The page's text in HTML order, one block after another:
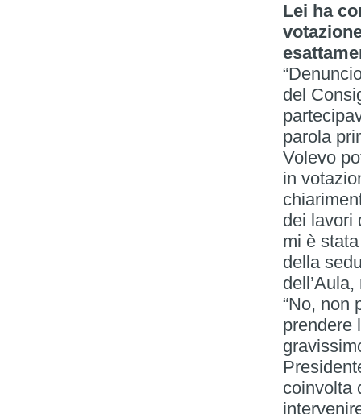
Lei ha
del
parola
Volevo
in
dei lavori
mi è
della
“No, non
prendere
coinvolta